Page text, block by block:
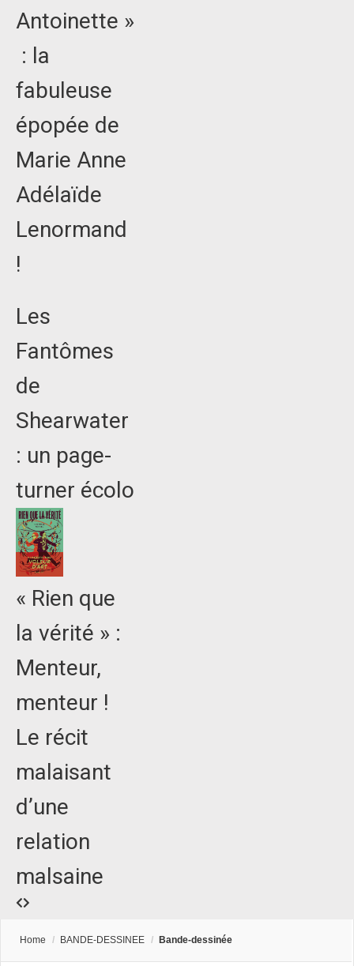
Antoinette »
: la
fabuleuse
épopée de
Marie Anne
Adélaïde
Lenormand
!
Les
Fantômes
de
Shearwater
: un page-
turner écolo
« Rien que
la vérité » :
Menteur,
menteur !
Le récit
malaisant
d’une
relation
malsaine
Home / BANDE-DESSINEE / Bande-dessinée